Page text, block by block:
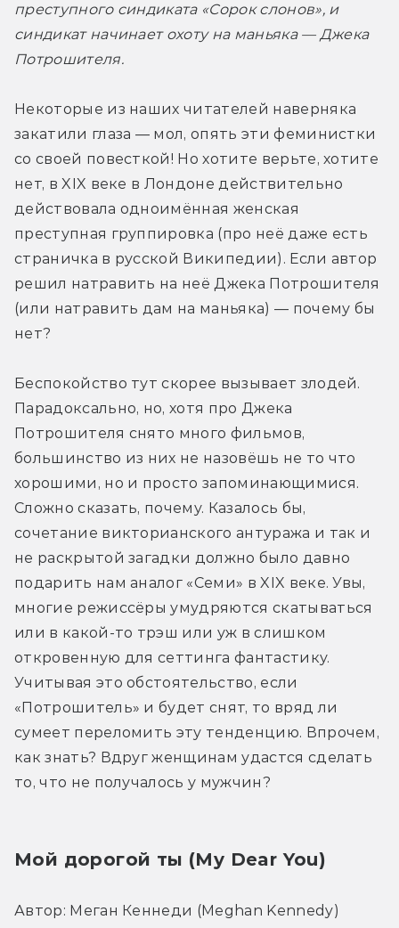
преступного синдиката «Сорок слонов», и
синдикат начинает охоту на маньяка — Джека
Потрошителя.
Некоторые из наших читателей наверняка
закатили глаза — мол, опять эти феминистки
со своей повесткой! Но хотите верьте, хотите
нет, в XIX веке в Лондоне действительно
действовала одноимённая женская
преступная группировка (про неё даже есть
страничка в русской Википедии). Если автор
решил натравить на неё Джека Потрошителя
(или натравить дам на маньяка) — почему бы
нет?
Беспокойство тут скорее вызывает злодей.
Парадоксально, но, хотя про Джека
Потрошителя снято много фильмов,
большинство из них не назовёшь не то что
хорошими, но и просто запоминающимися.
Сложно сказать, почему. Казалось бы,
сочетание викторианского антуража и так и
не раскрытой загадки должно было давно
подарить нам аналог «Семи» в XIX веке. Увы,
многие режиссёры умудряются скатываться
или в какой-то трэш или уж в слишком
откровенную для сеттинга фантастику.
Учитывая это обстоятельство, если
«Потрошитель» и будет снят, то вряд ли
сумеет переломить эту тенденцию. Впрочем,
как знать? Вдруг женщинам удастся сделать
то, что не получалось у мужчин?
Мой дорогой ты (Мy Dear You)
Автор: Меган Кеннеди (Meghan Kennedy)